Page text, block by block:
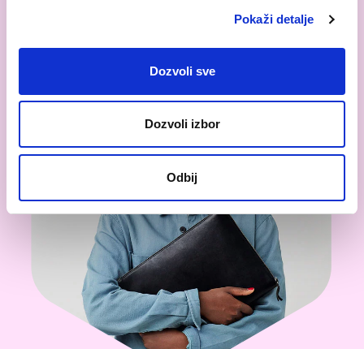
Pokaži detalje
Dozvoli sve
Dozvoli izbor
Odbij